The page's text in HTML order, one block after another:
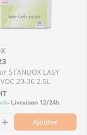
VOC 20-30 1L
medium VOC
Durcisseur
-
STANDOX EASY
20-30 2.5L
- Livraison 12/24h
la quantité
Augmenter la
Ajouter